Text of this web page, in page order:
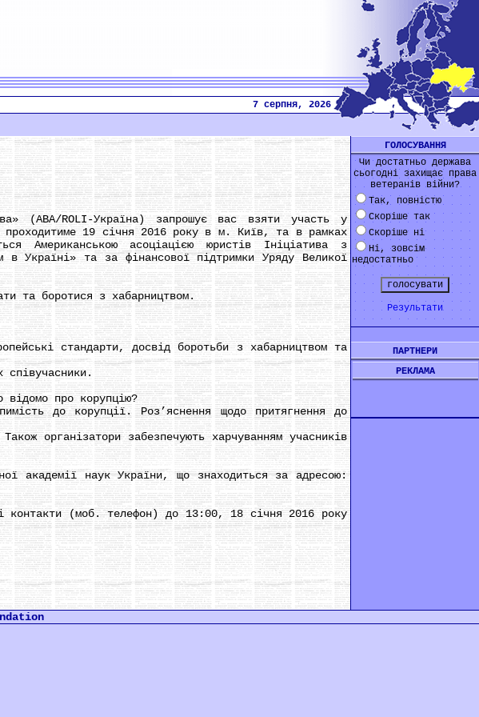
7 серпня, 2026
(ABA/ROLI-Україна) запрошує вас взяти участь у
проходитиме 19 січня 2016 року в м. Київ, та в рамках
Американською асоціацією юристів Ініціатива з
в Україні» та за фінансової підтримки Уряду Великої
та боротися з хабарництвом.
стандарти, досвід боротьби з хабарництвом та
про корупцію?
до корупції. Роз’яснення щодо притягнення до
організатори забезпечують харчуванням учасників
академії наук України, що знаходиться за адресою:
(моб. телефон) до 13:00, 18 січня 2016 року
ГОЛОСУВАННЯ
Чи достатньо держава
сьогодні захищає права
ветеранів війни?
Так, повністю
Скоріше так
Скоріше ні
Ні, зовсім
недостатньо
Результати
ПАРТНЕРИ
РЕКЛАМА